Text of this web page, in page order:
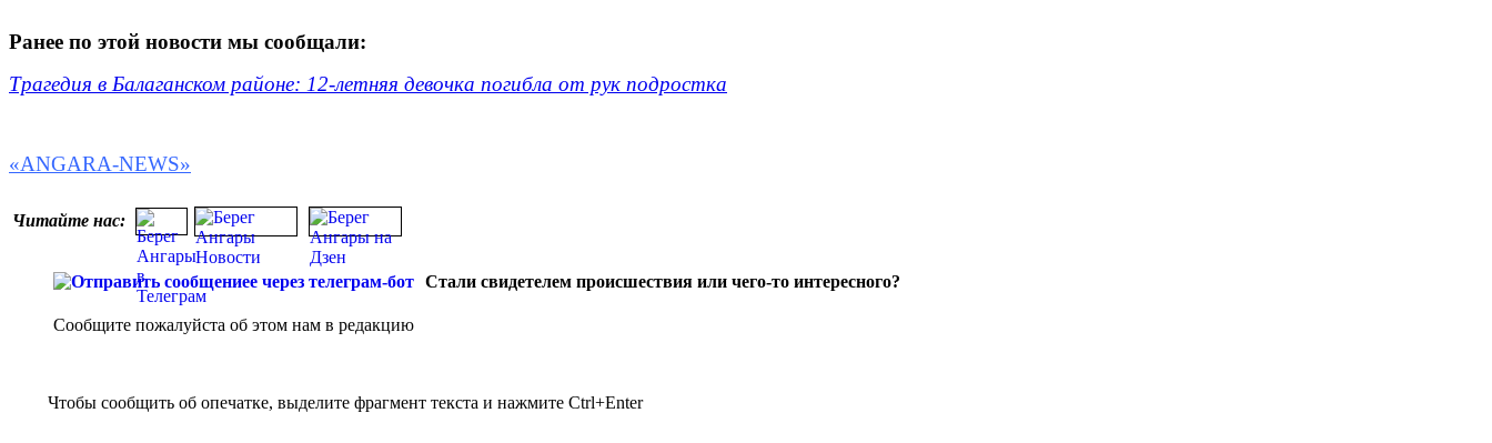
Ранее по этой новости мы сообщали:
Трагедия в Балаганском районе: 12-летняя девочка погибла от рук подростка
«ANGARA-NEWS»
Читайте нас:
Стали свидетелем происшествия или чего-то интересного?
Сообщите пожалуйста об этом нам в редакцию
Чтобы сообщить об опечатке, выделите фрагмент текста и нажмите Ctrl+Enter